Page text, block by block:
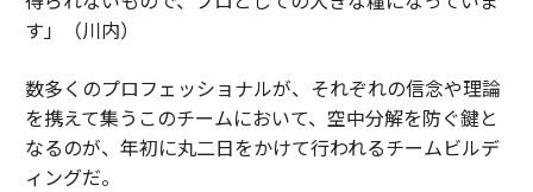
す」（川内）
数多くのプロフェッショナルが、それぞれの信念や理論
を携えて集うこのチームにおいて、空中分解を防ぐ鍵と
なるのが、年初に丸二日をかけて行われるチームビルデ
ィングだ。